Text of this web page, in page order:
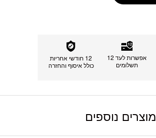
אפשרות לעד 12
תשלומים
12 חודשי אחריות
כולל איסוף והחזרה
מוצרים נוספים